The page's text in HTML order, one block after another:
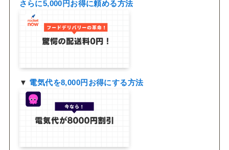
さらに5,000円お得に頼める方法
▼ 電気代を8,000円お得にする方法